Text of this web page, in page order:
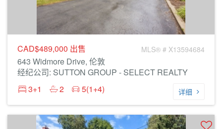
CAD$489,000 出售 MLS® # X13594684
643 Widmore Drive, 伦敦
经纪公司: SUTTON GROUP - SELECT REALTY
3+1
2 5(1+4) 详细